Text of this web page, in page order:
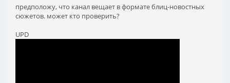
предположу, что канал вещает в формате блиц-новостных
сюжетов. может кто проверить?
UPD